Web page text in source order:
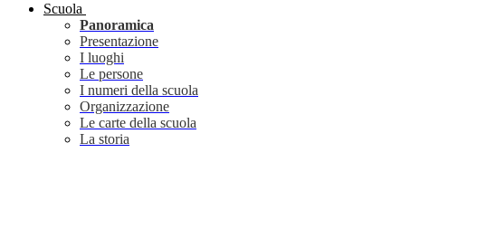
Scuola
Panoramica
Presentazione
I luoghi
Le persone
I numeri della scuola
Organizzazione
Le carte della scuola
La storia